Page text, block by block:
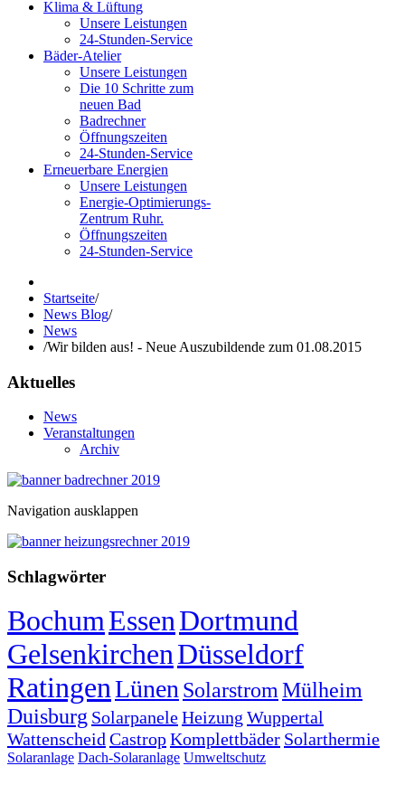
Klima & Lüftung
Unsere Leistungen
24-Stunden-Service
Bäder-Atelier
Unsere Leistungen
Die 10 Schritte zum
neuen Bad
Badrechner
Öffnungszeiten
24-Stunden-Service
Erneuerbare Energien
Unsere Leistungen
Energie-Optimierungs-
Zentrum Ruhr.
Öffnungszeiten
24-Stunden-Service
Startseite/
News Blog/
News
/Wir bilden aus! - Neue Auszubildende zum 01.08.2015
Aktuelles
News
Veranstaltungen
Archiv
Navigation ausklappen
Schlagwörter
BochumEssenDortmund
GelsenkirchenDüsseldorf
RatingenLünen Solarstrom Mülheim
Duisburg SolarpaneleHeizung Wuppertal
Wattenscheid CastropKomplettbäder Solarthermie
Solaranlage Dach-Solaranlage Umweltschutz